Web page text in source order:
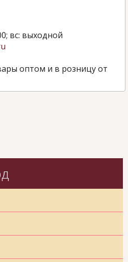
вс: выходной
оптом и в розницу от